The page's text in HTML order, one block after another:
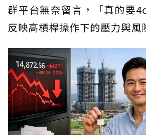
群平台無奈留言，「真的要
反映高槓桿操作下的壓力與風